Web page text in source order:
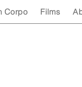
Corpo Films